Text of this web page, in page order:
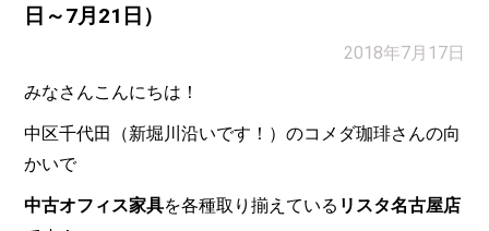
日～7月21日）
2018年7月17日
みなさんこんにちは！
中区千代田（新堀川沿いです！）のコメダ珈琲さんの向
かいで
中古オフィス家具を各種取り揃えている リスタ名古屋店